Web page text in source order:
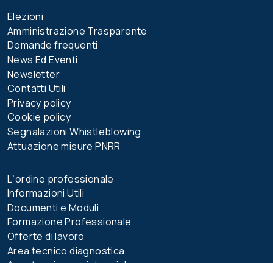
Elezioni
Amministrazione Trasparente
Domande frequenti
News Ed Eventi
Newsletter
Contatti Utili
Privacy policy
Cookie policy
Segnalazioni Whistleblowing
Attuazione misure PNRR
Lʼordine professionale
Informazioni Utili
Documenti e Moduli
Formazione Professionale
Offerte di lavoro
Area tecnico diagnostica